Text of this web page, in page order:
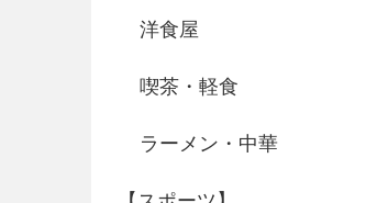
洋食屋
喫茶・軽食
ラーメン・中華